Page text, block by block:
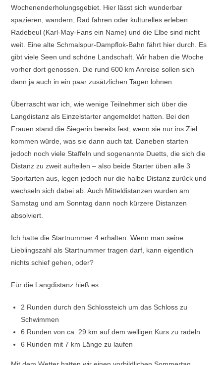
Wochenenderholungsgebiet. Hier lässt sich wunderbar
spazieren, wandern, Rad fahren oder kulturelles erleben.
Radebeul (Karl-May-Fans ein Name) und die Elbe sind nicht
weit. Eine alte Schmalspur-Dampflok-Bahn fährt hier durch. Es
gibt viele Seen und schöne Landschaft. Wir haben die Woche
vorher dort genossen. Die rund 600 km Anreise sollen sich
dann ja auch in ein paar zusätzlichen Tagen lohnen.
Überrascht war ich, wie wenige Teilnehmer sich über die
Langdistanz als Einzelstarter angemeldet hatten. Bei den
Frauen stand die Siegerin bereits fest, wenn sie nur ins Ziel
kommen würde, was sie dann auch tat. Daneben starten
jedoch noch viele Staffeln und sogenannte Duetts, die sich die
Distanz zu zweit aufteilen – also beide Starter üben alle 3
Sportarten aus, legen jedoch nur die halbe Distanz zurück und
wechseln sich dabei ab. Auch Mitteldistanzen wurden am
Samstag und am Sonntag dann noch kürzere Distanzen
absolviert.
Ich hatte die Startnummer 4 erhalten. Wenn man seine
Lieblingszahl als Startnummer tragen darf, kann eigentlich
nichts schief gehen, oder?
Für die Langdistanz hieß es:
2 Runden durch den Schlossteich um das Schloss zu
Schwimmen
6 Runden von ca. 29 km auf dem welligen Kurs zu radeln
6 Runden mit 7 km Länge zu laufen